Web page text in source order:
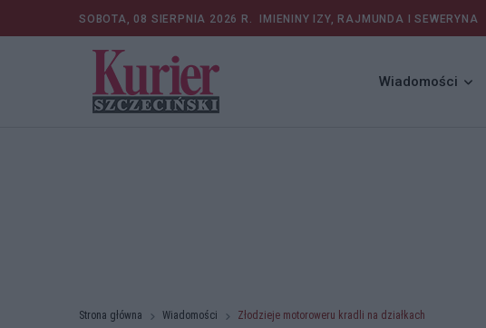
SOBOTA, 08 SIERPNIA 2026 R. IMIENINY IZY, RAJMUNDA I SEWERYNA
Wiadomości
Strona główna Wiadomości Złodzieje motoroweru kradli na działkach